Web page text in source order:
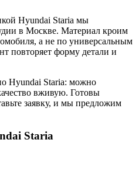
Hyundai Staria мы
в Москве. Материал кроим
а не по универсальным
повторяет форму детали и
Hyundai Staria: можно
вживую. Готовы
заявку, и мы предложим
Staria